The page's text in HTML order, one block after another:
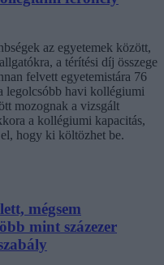
az egyetemek között,
a térítési díj összege
felvett egyetemistára 76
legolcsóbb havi kollégiumi
mozognak a vizsgált
a kollégiumi kapacitás,
hogy ki költözhet be.
mégsem
mint százezer